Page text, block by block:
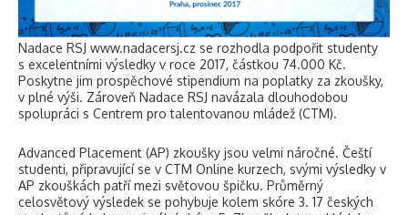
Nadace RSJ www.nadacersj.cz se rozhodla podpořit studenty
s excelentními výsledky v roce 2017, částkou 74.000 Kč.
Poskytne jim prospěchové stipendium na poplatky za zkoušky,
v plné výši. Zároveň Nadace RSJ navázala dlouhodobou
spolupráci s Centrem pro talentovanou mládež (CTM).
Advanced Placement (AP) zkoušky jsou velmi náročné. Čeští
studenti, připravující se v CTM Online kurzech, svými výsledky v
AP zkouškách patří mezi světovou špičku. Průměrný
celosvětový výsledek se pohybuje kolem skóre 3. 17 českých